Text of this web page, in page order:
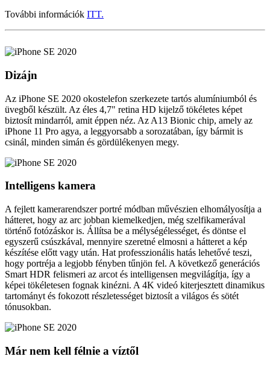
További információk ITT.
Dizájn
Az iPhone SE 2020 okostelefon szerkezete tartós alumíniumból és
üvegből készült. Az éles 4,7" retina HD kijelző tökéletes képet
biztosít mindarról, amit éppen néz. Az A13 Bionic chip, amely az
iPhone 11 Pro agya, a leggyorsabb a sorozatában, így bármit is
csinál, minden simán és gördülékenyen megy.
Intelligens kamera
A fejlett kamerarendszer portré módban művészien elhomályosítja a
hátteret, hogy az arc jobban kiemelkedjen, még szelfikamerával
történő fotózáskor is. Állítsa be a mélységélességet, és döntse el
egyszerű csúszkával, mennyire szeretné elmosni a hátteret a kép
készítése előtt vagy után. Hat professzionális hatás lehetővé teszi,
hogy portréja a legjobb fényben tűnjön fel. A következő generációs
Smart HDR felismeri az arcot és intelligensen megvilágítja, így a
képei tökéletesen fognak kinézni. A 4K videó kiterjesztett dinamikus
tartományt és fokozott részletességet biztosít a világos és sötét
tónusokban.
Már nem kell félnie a víztől